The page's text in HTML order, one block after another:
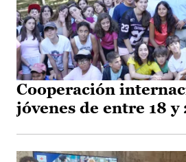
Cooperación
jóvenes de entre 18 y